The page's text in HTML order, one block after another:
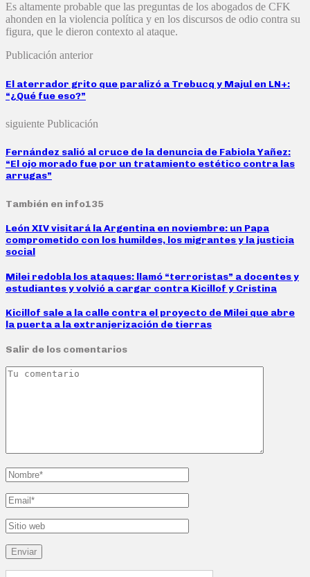
Es altamente probable que las preguntas de los abogados de CFK
ahonden en la violencia política y en los discursos de odio contra su
figura, que le dieron contexto al ataque.
Publicación anterior
El aterrador grito que paralizó a Trebucq y Majul en LN+:
“¿Qué fue eso?”
siguiente Publicación
Fernández salió al cruce de la denuncia de Fabiola Yañez:
“El ojo morado fue por un tratamiento estético contra las
arrugas”
También en info135
León XIV visitará la Argentina en noviembre: un Papa
comprometido con los humildes, los migrantes y la justicia
social
Milei redobla los ataques: llamó “terroristas” a docentes y
estudiantes y volvió a cargar contra Kicillof y Cristina
Kicillof sale a la calle contra el proyecto de Milei que abre
la puerta a la extranjerización de tierras
Salir de los comentarios